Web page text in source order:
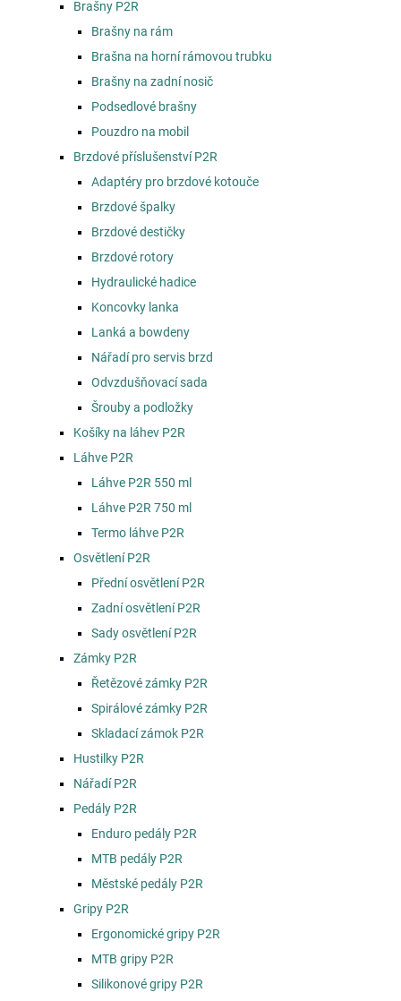
Brašny P2R
Brašny na rám
Brašna na horní rámovou trubku
Brašny na zadní nosič
Podsedlové brašny
Pouzdro na mobil
Brzdové příslušenství P2R
Adaptéry pro brzdové kotouče
Brzdové špalky
Brzdové destičky
Brzdové rotory
Hydraulické hadice
Koncovky lanka
Lanká a bowdeny
Nářadí pro servis brzd
Odvzdušňovací sada
Šrouby a podložky
Košíky na láhev P2R
Láhve P2R
Láhve P2R 550 ml
Láhve P2R 750 ml
Termo láhve P2R
Osvětlení P2R
Přední osvětlení P2R
Zadní osvětlení P2R
Sady osvětlení P2R
Zámky P2R
Řetězové zámky P2R
Spirálové zámky P2R
Skladací zámok P2R
Hustilky P2R
Nářadí P2R
Pedály P2R
Enduro pedály P2R
MTB pedály P2R
Městské pedály P2R
Gripy P2R
Ergonomické gripy P2R
MTB gripy P2R
Silikonové gripy P2R